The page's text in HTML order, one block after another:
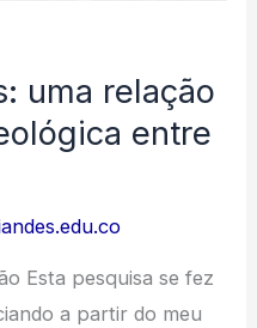
uma relação
entre
Esta pesquisa se fez
a partir do meu